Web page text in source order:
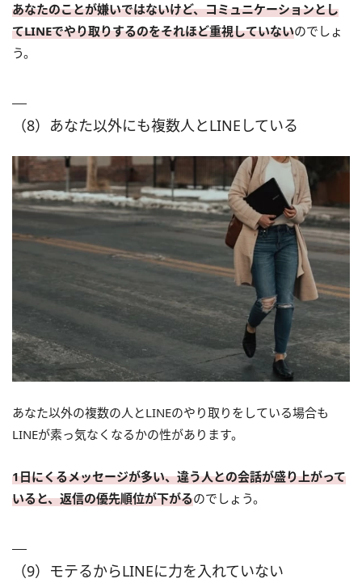
あなたのことが嫌いではないけど、コミュニケーションとし
てLINEでやり取りするのをそれほど重視していないのでしょ
う。
（8）あなた以外にも複数人とLINEしている
あなた以外の複数の人とLINEのやり取りをしている場合も
LINEが素っ気なくなるかの性があります。
1日にくるメッセージが多い、違う人との会話が盛り上がって
いると、返信の優先順位が下がるのでしょう。
（9）モテるからLINEに力を入れていない